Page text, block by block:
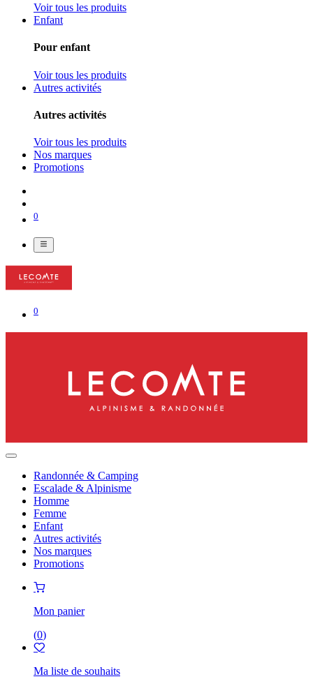
Voir tous les produits
Enfant
Pour enfant
Voir tous les produits
Autres activités
Autres activités
Voir tous les produits
Nos marques
Promotions
0
0
Randonnée & Camping
Escalade & Alpinisme
Homme
Femme
Enfant
Autres activités
Nos marques
Promotions
Mon panier
(0)
Ma liste de souhaits